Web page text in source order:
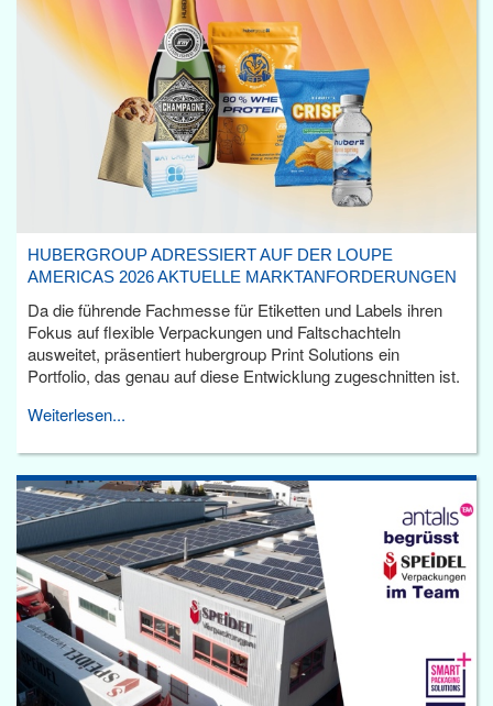
HUBERGROUP ADRESSIERT AUF DER LOUPE
AMERICAS 2026 AKTUELLE MARKTANFORDERUNGEN
Da die führende Fachmesse für Etiketten und Labels ihren
Fokus auf flexible Verpackungen und Faltschachteln
ausweitet, präsentiert hubergroup Print Solutions ein
Portfolio, das genau auf diese Entwicklung zugeschnitten ist.
Weiterlesen...